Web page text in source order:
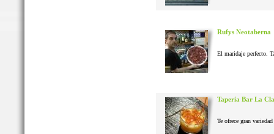
Rufys Neotaberna
El maridaje perfecto.
Tapería Bar La
Te ofrece gran